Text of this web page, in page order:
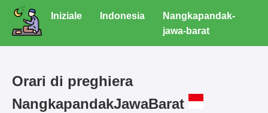
Iniziale Indonesia
Nangkapandak-
jawa-barat
Orari di preghiera
NangkapandakJawaBarat